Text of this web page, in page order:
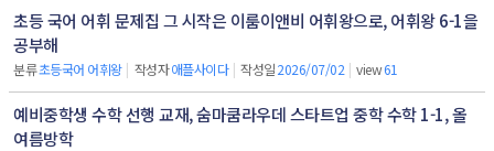
초등 국어 어휘 문제집 그 시작은 이룸이앤비 어휘왕으로, 어휘왕 6-1을
공부해
분류초등국어 어휘왕 | 작성자애플사이다 | 작성일2026/07/02 | view61
예비중학생 수학 선행 교재, 숨마쿰라우데 스타트업 중학 수학 1-1, 올
여름방학